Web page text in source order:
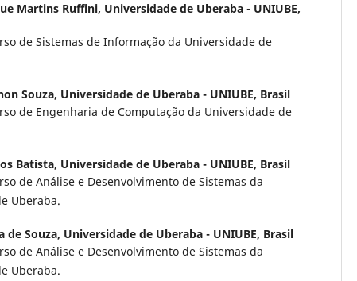
Martins Ruffini, Universidade de Uberaba - UNIUBE,
de Sistemas de Informação da Universidade de
Souza, Universidade de Uberaba - UNIUBE, Brasil
de Engenharia de Computação da Universidade de
Batista, Universidade de Uberaba - UNIUBE, Brasil
de Análise e Desenvolvimento de Sistemas da
Uberaba.
de Souza, Universidade de Uberaba - UNIUBE, Brasil
de Análise e Desenvolvimento de Sistemas da
Uberaba.